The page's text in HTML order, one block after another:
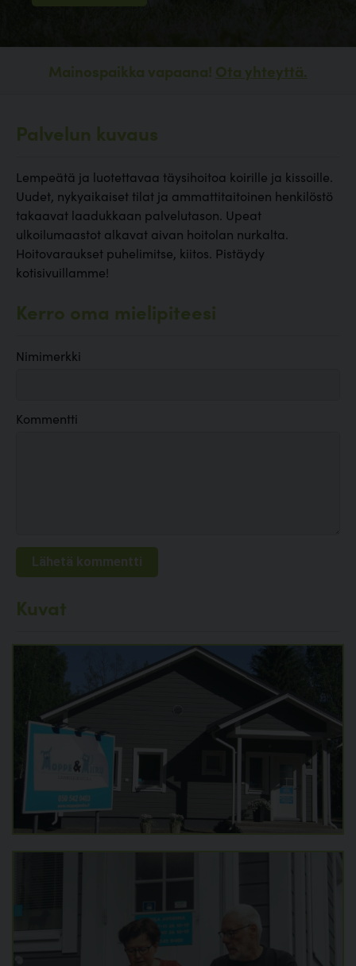
Mainospaikka vapaana! Ota yhteyttä.
Palvelun kuvaus
Lempeätä ja luotettavaa täysihoitoa koirille ja kissoille.
Uudet, nykyaikaiset tilat ja ammattitaitoinen henkilöstö
takaavat laadukkaan palvelutason. Upeat
ulkoilumaastot alkavat aivan hoitolan nurkalta.
Hoitovaraukset puhelimitse, kiitos. Pistäydy
kotisivuillamme!
Kerro oma mielipiteesi
Nimimerkki
Kommentti
Kuvat